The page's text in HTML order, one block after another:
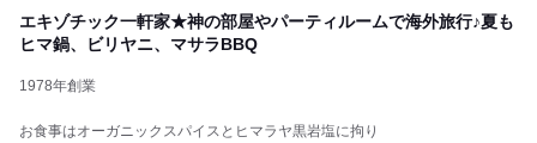
エキゾチック一軒家★神の部屋やパーティルームで海外旅行♪夏も
ヒマ鍋、ビリヤニ、マサラBBQ
1978年創業
お食事はオーガニックスパイスとヒマラヤ黒岩塩に拘り